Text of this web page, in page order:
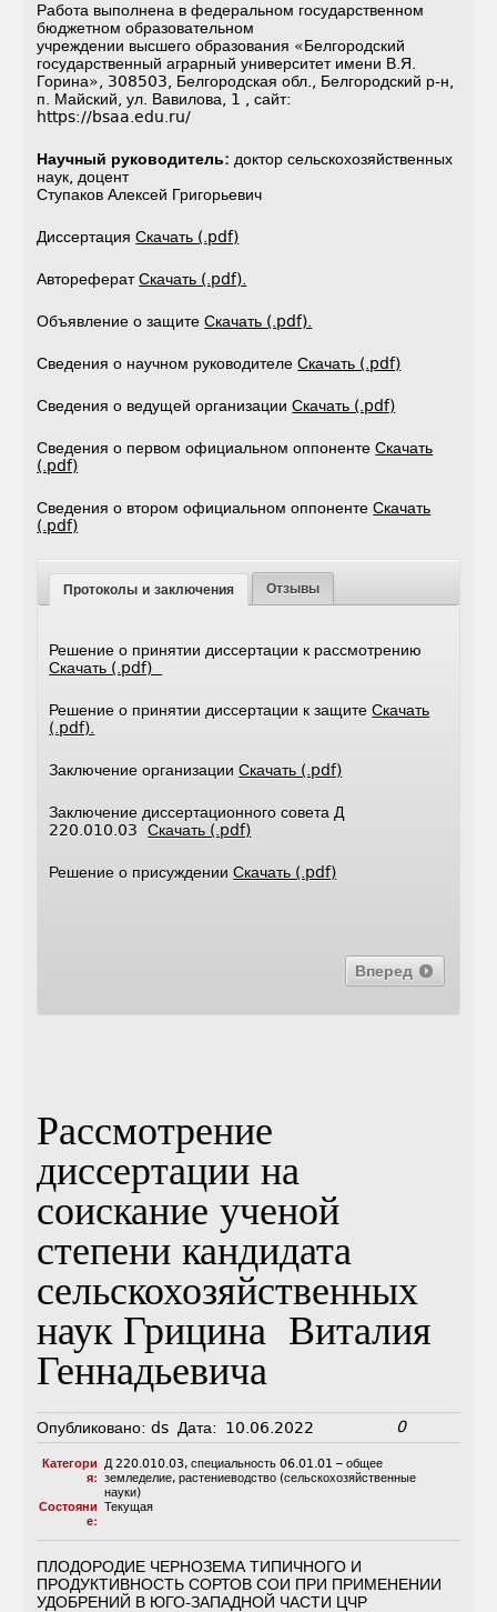
Работа выполнена в федеральном государственном
бюджетном образовательном
учреждении высшего образования «Белгородский
государственный аграрный университет имени В.Я.
Горина», 308503, Белгородская обл., Белгородский р-н,
п. Майский, ул. Вавилова, 1 , сайт:
https://bsaa.edu.ru/
Научный руководитель: доктор сельскохозяйственных
наук, доцент
Ступаков Алексей Григорьевич
ДиссертацияСкачать (.pdf)
АвторефератСкачать (.pdf).
Объявление о защитеСкачать (.pdf).
Сведения о научном руководителеСкачать (.pdf)
Сведения о ведущей организацииСкачать (.pdf)
Сведения о первом официальном оппонентеСкачать
(.pdf)
Сведения о втором официальном оппонентеСкачать
(.pdf)
Протоколы и заключения Отзывы
Решение о принятии диссертации к рассмотрению
Скачать (.pdf)
Решение о принятии диссертации к защитеСкачать
(.pdf).
Заключение организацииСкачать (.pdf)
Заключение диссертационного совета Д
220.010.03Скачать (.pdf)
Решение о присужденииСкачать (.pdf)
Вперед
Рассмотрение
диссертации на
соискание ученой
степени кандидата
сельскохозяйственных
наук Грицина Виталия
Геннадьевича
Опубликовано: ds Дата: 10.06.2022 0
Категори
я:
Д 220.010.03, специальность 06.01.01 – общее
земледелие, растениеводство (сельскохозяйственные
науки)
Состояни
е:
Текущая
ПЛОДОРОДИЕ ЧЕРНОЗЕМА ТИПИЧНОГО И
ПРОДУКТИВНОСТЬ СОРТОВ СОИ ПРИ ПРИМЕНЕНИИ
УДОБРЕНИЙ В ЮГО-ЗАПАДНОЙ ЧАСТИ ЦЧР